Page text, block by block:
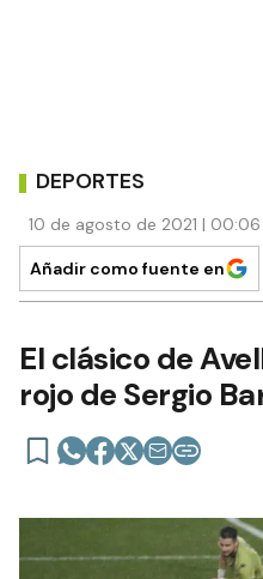
DEPORTES
10 de agosto de 2021 |
Añadir como fuente en
El clásico de
rojo de Sergio